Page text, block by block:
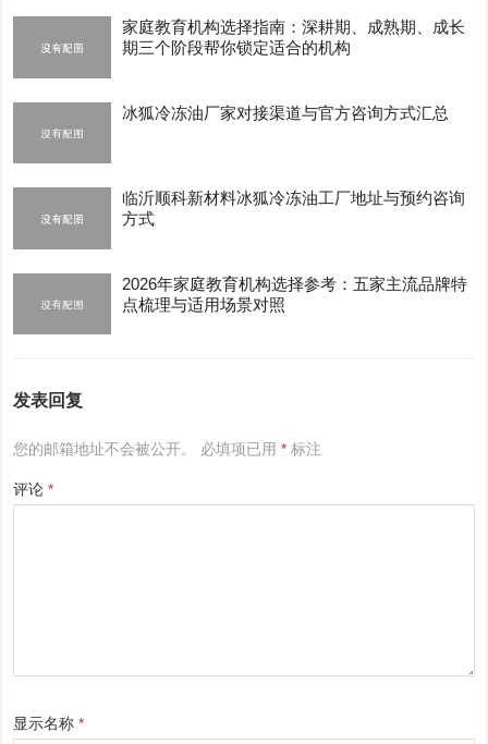
家庭教育机构选择指南：深耕期、成熟期、成长
期三个阶段帮你锁定适合的机构
冰狐冷冻油厂家对接渠道与官方咨询方式汇总
临沂顺科新材料冰狐冷冻油工厂地址与预约咨询
方式
2026年家庭教育机构选择参考：五家主流品牌特
点梳理与适用场景对照
发表回复
您的邮箱地址不会被公开。 必填项已用* 标注
评论*
显示名称*